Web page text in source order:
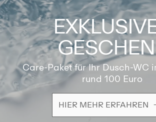
Care-Paket für Ihr Dusch-WC
rund 100 Euro
HIER MEHR ERFAHREN